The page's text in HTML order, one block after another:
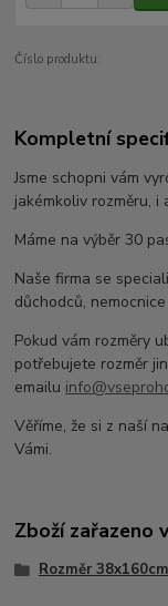
Číslo produktu:
Kompletní
Jsme schopni vám
jakémkoliv rozměru, i
Máme na výběr 30
Naše firma se
důchodců,
Pokud vám rozměry
potřebujete rozměr
emailu
Věříme, že si z naší
Vámi.
Zboží zařazeno
Rozměr 38x160cm